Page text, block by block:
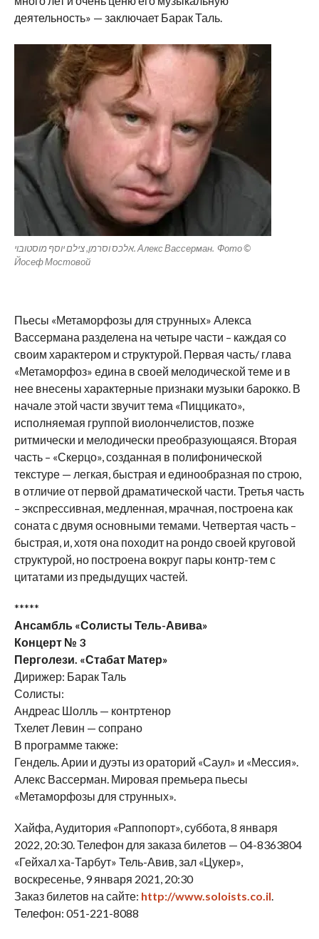
деятельность» — заключает Барак Таль.
אלכס וסרמן, צילם יוסף מוסטובוי. Алекс Вассерман. Фото ©
Йосеф Мостовой
Пьесы «Метаморфозы для струнных» Алекса
Вассермана разделена на четыре части – каждая со
своим характером и структурой. Первая часть/ глава
«Метаморфоз» едина в своей мелодической теме и в
нее внесены характерные признаки музыки барокко. В
начале этой части звучит тема «Пиццикато»,
исполняемая группой виолончелистов, позже
ритмически и мелодически преобразующаяся. Вторая
часть – «Скерцо», созданная в полифонической
текстуре — легкая, быстрая и единообразная по строю,
в отличие от первой драматической части. Третья часть
– экспрессивная, медленная, мрачная, построена как
соната с двумя основными темами. Четвертая часть –
быстрая, и, хотя она походит на рондо своей круговой
структурой, но построена вокруг пары контр-тем с
цитатами из предыдущих частей.
*****
Ансамбль «Солисты Тель-Авива»
Концерт № 3
Перголези. «Стабат Матер»
Дирижер: Барак Таль
Солисты:
Андреас Шолль — контртенор
Тхелет Левин — сопрано
В программе также:
Гендель. Арии и дуэты из ораторий «Саул» и «Мессия».
Алекс Вассерман. Мировая премьера пьесы
«Метаморфозы для струнных».
Хайфа, Аудитория «Раппопорт», суббота, 8 января
2022, 20:30. Телефон для заказа билетов — 04-8363804
«Гейхал ха-Тарбут» Тель-Авив, зал «Цукер»,
воскресенье, 9 января 2021, 20:30
Заказ билетов на сайте: http://www.soloists.co.il.
Телефон: 051-221-8088